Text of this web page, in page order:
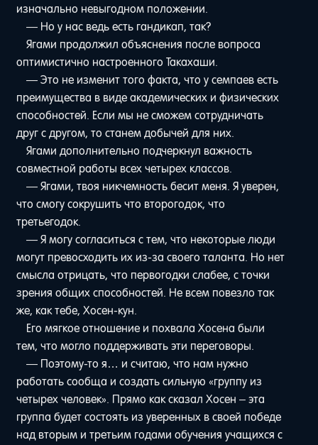
изначально невыгодном положении.
— Но у нас ведь есть гандикап, так?
Ягами продолжил объяснения после вопроса
оптимистично настроенного Такахаши.
— Это не изменит того факта, что у семпаев есть
преимущества в виде академических и физических
способностей. Если мы не сможем сотрудничать
друг с другом, то станем добычей для них.
Ягами дополнительно подчеркнул важность
совместной работы всех четырех классов.
— Ягами, твоя никчемность бесит меня. Я уверен,
что смогу сокрушить что второгодок, что
третьегодок.
— Я могу согласиться с тем, что некоторые люди
могут превосходить их из-за своего таланта. Но нет
смысла отрицать, что первогодки слабее, с точки
зрения общих способностей. Не всем повезло так
же, как тебе, Хосен-кун.
Его мягкое отношение и похвала Хосена были
тем, что могло поддерживать эти переговоры.
— Поэтому-то я… и считаю, что нам нужно
работать сообща и создать сильную «группу из
четырех человек». Прямо как сказал Хосен – эта
группа будет состоять из уверенных в своей победе
над вторым и третьим годами обучения учащихся с